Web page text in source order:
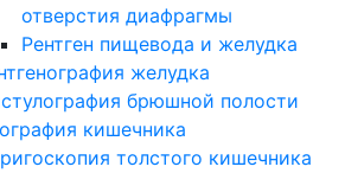
отверстия диафрагмы
Рентген пищевода и желудка
желудка
брюшной полости
кишечника
толстого кишечника